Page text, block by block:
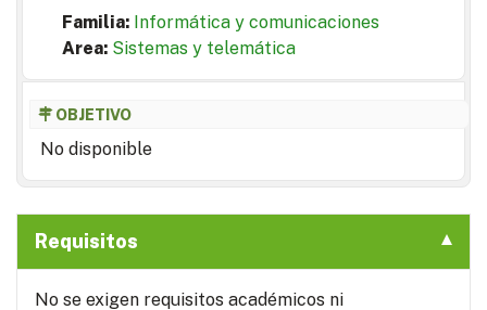
Familia: Informática y comunicaciones
Area: Sistemas y telemática
OBJETIVO
No disponible
Requisitos
No se exigen requisitos académicos ni